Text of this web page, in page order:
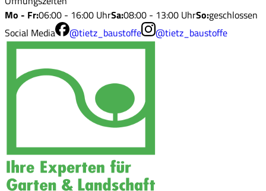
Mo - Fr:06:00 - 16:00 UhrSa:08:00 - 13:00 UhrSo:geschlossen
Social Media
@tietz_baustoffe @tietz_baustoffe